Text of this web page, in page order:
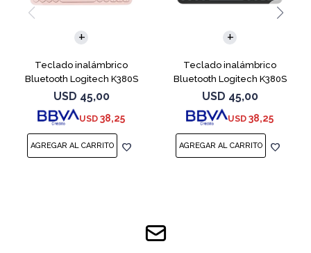
Teclado inalámbrico
Bluetooth Logitech K380S
Keys 2 Rosa
USD 45,00
USD 38,25
Teclado inalámbrico
Bluetooth Logitech K380S
Keys 2 Negro
USD 45,00
USD 38,25